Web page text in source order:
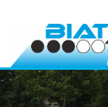
Inhalt